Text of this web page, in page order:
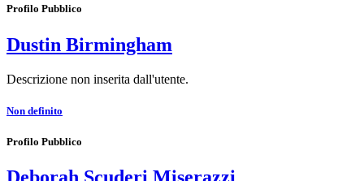
Profilo Pubblico
Dustin Birmingham
Descrizione non inserita dall'utente.
Non definito
Profilo Pubblico